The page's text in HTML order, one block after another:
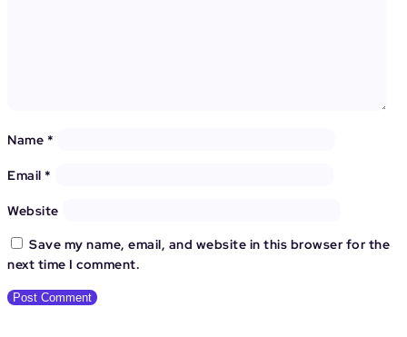
Name *
Email *
Website
Save my name, email, and website in this browser for the
next time I comment.